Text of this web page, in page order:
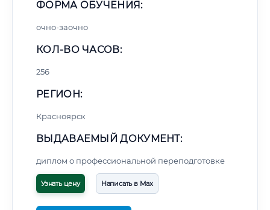
ФОРМА ОБУЧЕНИЯ:
очно-заочно
КОЛ-ВО ЧАСОВ:
256
РЕГИОН:
Красноярск
ВЫДАВАЕМЫЙ ДОКУМЕНТ:
диплом о профессиональной переподготовке
Узнать цену Написать в Max